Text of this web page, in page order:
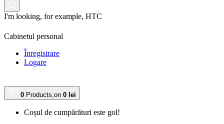
I'm looking, for example, HTC
Cabinetul personal
Înregistrare
Logare
0 Products,on 0 lei
Coșul de cumpărături este gol!